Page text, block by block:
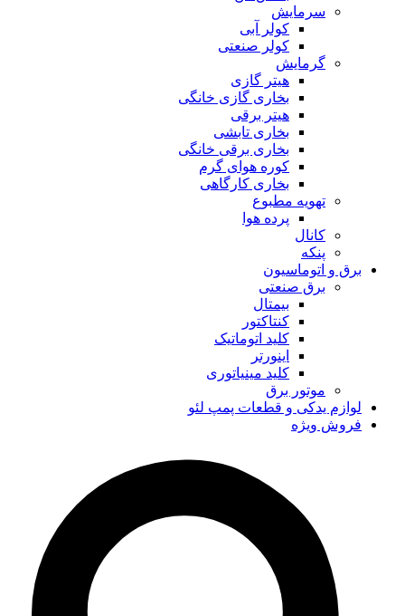
سرمایش
کولر آبی
کولر صنعتی
گرمایش
هیتر گازی
بخاری گازی خانگی
هیتر برقی
بخاری تابشی
بخاری برقی خانگی
کوره هوای گرم
بخاری کارگاهی
تهویه مطبوع
پرده هوا
کانال
پنکه
برق و اتوماسیون
برق صنعتی
بیمتال
کنتاکتور
کلید اتوماتیک
اینورتر
کلید مینیاتوری
موتور برق
لوازم یدکی و قطعات پمپ لئو
فروش ویژه